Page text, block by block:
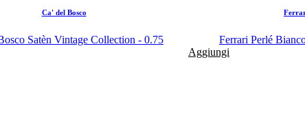
Ca' del Bosco
Satèn Vintage Collection - 0.75
Ferrari Perlé
Aggiungi